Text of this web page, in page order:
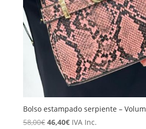
Bolso estampado serpiente – Volum
58,00€ El
46,40€ElIVA Inc.